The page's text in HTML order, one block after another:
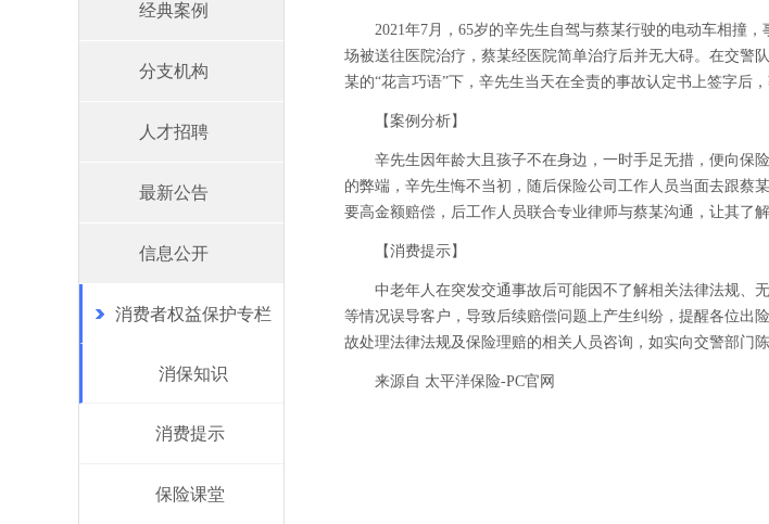
经典案例
分支机构
人才招聘
最新公告
信息公开
消费者权益保护专栏
消保知识
消费提示
保险课堂
2021年7月，65岁的辛先生自驾与蔡某行驶的电动车相撞
场被送往医院治疗，蔡某经医院简单治疗后并无大碍。在交警
某的“花言巧语”下，辛先生当天在全责的事故认定书上签字后
【案例分析】
辛先生因年龄大且孩子不在身边，一时手足无措，便向保
的弊端，辛先生悔不当初，随后保险公司工作人员当面去跟蔡
要高金额赔偿，后工作人员联合专业律师与蔡某沟通，让其了
【消费提示】
中老年人在突发交通事故后可能因不了解相关法律法规、
等情况误导客户，导致后续赔偿问题上产生纠纷，提醒各位出
故处理法律法规及保险理赔的相关人员咨询，如实向交警部门
来源自 太平洋保险-PC官网